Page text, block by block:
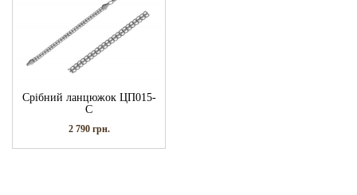
Срібний ланцюжок ЦП015-
С
2 790 грн.